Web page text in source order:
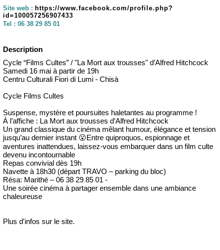
Site web : https://www.facebook.com/profile.php?
id=100057256907433
Tel : 06 38 29 85 01
Description
Cycle “Films Cultes” / "La Mort aux trousses" d’Alfred Hitchcock
Samedi 16 mai à partir de 19h
Centru Culturali Fiori di Lumi - Chisà
Cycle Films Cultes
Suspense, mystère et poursuites haletantes au programme !
À l’affiche : La Mort aux trousses d’Alfred Hitchcock
Un grand classique du cinéma mêlant humour, élégance et tension
jusqu’au dernier instant 😮Entre quiproquos, espionnage et
aventures inattendues, laissez-vous embarquer dans un film culte
devenu incontournable
Repas convivial dès 19h
Navette à 18h30 (départ TRAVO – parking du bloc)
Résa: Marithé – 06 38 29 85 01 -
Une soirée cinéma à partager ensemble dans une ambiance
chaleureuse
Plus d'infos sur le site.